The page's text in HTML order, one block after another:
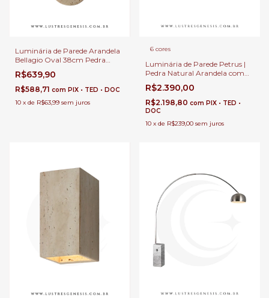
Luminária de Parede Arandela
Bellagio Oval 38cm Pedra
Natural Travertino com Globo
Leitoso Ø10cm e Lâmpada G9
para Cabeceira de Cama,
Lavabos e Hall
R$639,90
R$588,71 com PIX • TED • DOC
10 x de R$63,99 sem juros
6 cores
Luminária de Parede Petrus |
Pedra Natural Arandela com
Globo Leitoso Ø12cm | Para
Corredor, Hall, Quartos e Área
Goumet
R$2.390,00
R$2.198,80 com PIX • TED •
DOC
10 x de R$239,00 sem juros